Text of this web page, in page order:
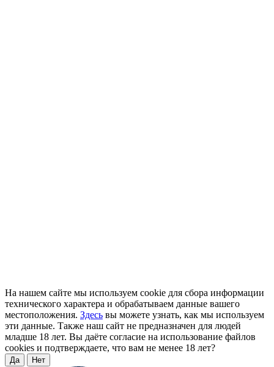
На нашем сайте мы используем cookie для сбора информации
технического характера и обрабатываем данные вашего
местоположения. Здесь вы можете узнать, как мы используем
эти данные. Также наш сайт не предназначен для людей
младше 18 лет. Вы даёте согласие на использование файлов
cookies и подтверждаете, что вам не менее 18 лет?
Да Нет